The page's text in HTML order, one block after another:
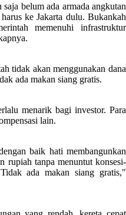
belum ada armada angkutan
ke Jakarta dulu. Bukankah
memenuhi infrastruktur
tidak akan menggunakan dana
ada makan siang gratis.
menarik bagi investor. Para
lain.
baik hati membangunkan
rupiah tanpa menuntut konsesi-
ada makan siang gratis,"